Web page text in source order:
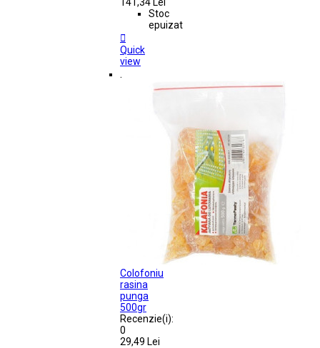
Stoc
epuizat

Quick
view
.
Colofoniu
rasina
punga
500gr
Recenzie(i):
0
29,49 Lei